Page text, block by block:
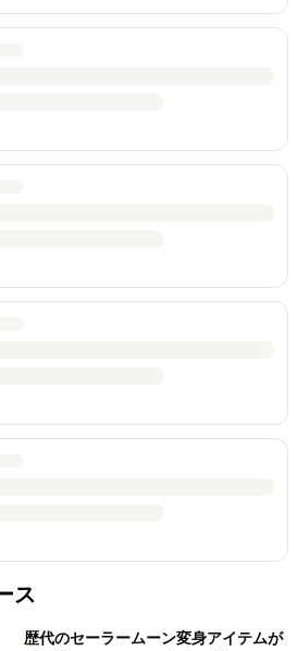
ス
歴代のセーラームーン変身アイテムが